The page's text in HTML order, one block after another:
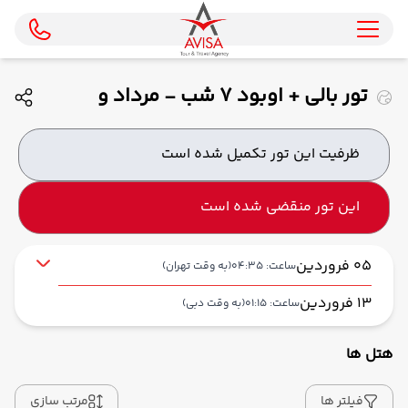
تور بالی + اوبود 7 شب - مرداد و
شهریور ماه 1405 ( ایران ایرتور )
ظرفیت این تور تکمیل شده است
این تور منقضی شده است
05 فروردین ساعت: 04:35 (به وقت تهران)
13 فروردین ساعت: 01:15 (به وقت دبی)
حرکت از مبدا: 04:35
هتل ها
فیلتر ها مرتب سازی